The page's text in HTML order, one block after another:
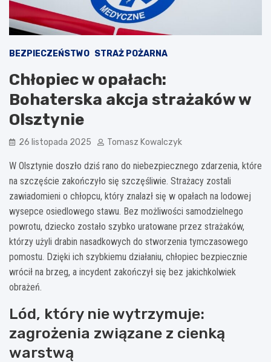
BEZPIECZEŃSTWO STRAŻ POŻARNA
Chłopiec w opałach:
Bohaterska akcja strażaków w
Olsztynie
26 listopada 2025 Tomasz Kowalczyk
W Olsztynie doszło dziś rano do niebezpiecznego zdarzenia, które
na szczęście zakończyło się szczęśliwie. Strażacy zostali
zawiadomieni o chłopcu, który znalazł się w opałach na lodowej
wysepce osiedlowego stawu. Bez możliwości samodzielnego
powrotu, dziecko zostało szybko uratowane przez strażaków,
którzy użyli drabin nasadkowych do stworzenia tymczasowego
pomostu. Dzięki ich szybkiemu działaniu, chłopiec bezpiecznie
wrócił na brzeg, a incydent zakończył się bez jakichkolwiek
obrażeń.
Lód, który nie wytrzymuje:
zagrożenia związane z cienką
warstwą